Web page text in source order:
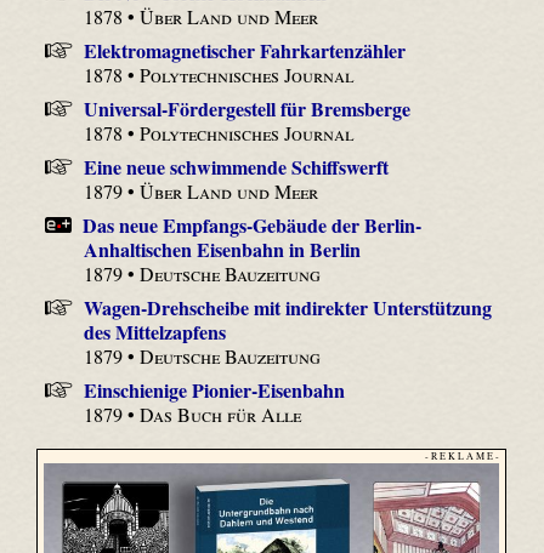
1878 •Über Land und Meer
Elektromagnetischer Fahrkartenzähler
1878 •Polytechnisches Journal
Universal-Fördergestell für Bremsberge
1878 •Polytechnisches Journal
Eine neue schwimmende Schiffswerft
1879 •Über Land und Meer
Das neue Empfangs-Gebäude der Berlin-
Anhaltischen Eisenbahn in Berlin
1879 •Deutsche Bauzeitung
Wagen-Drehscheibe mit indirekter Unterstützung
des Mittelzapfens
1879 •Deutsche Bauzeitung
Einschienige Pionier-Eisenbahn
1879 •Das Buch für Alle
- R E K L A M E -